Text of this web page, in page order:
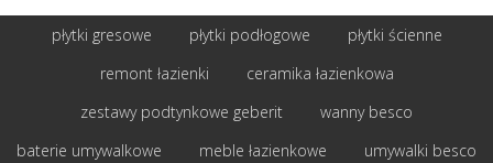
płytki gresowe płytki podłogowe
płytki ścienne
remont łazienki
ceramika łazienkowa
zestawy podtynkowe geberit
wanny besco
baterie umywalkowe
meble łazienkowe
umywalki besco